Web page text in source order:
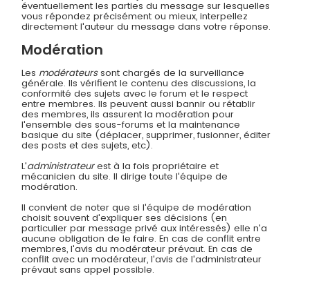
éventuellement les parties du message sur lesquelles
vous répondez précisément ou mieux, interpellez
directement l'auteur du message dans votre réponse.
Modération
Les modérateurssont chargés de la surveillance
générale. Ils vérifient le contenu des discussions, la
conformité des sujets avec le forum et le respect
entre membres. Ils peuvent aussi bannir ou rétablir
des membres, ils assurent la modération pour
l'ensemble des sous-forums et la maintenance
basique du site (déplacer, supprimer, fusionner, éditer
des posts et des sujets, etc).
L'administrateurest à la fois propriétaire et
mécanicien du site. Il dirige toute l'équipe de
modération.
Il convient de noter que si l'équipe de modération
choisit souvent d'expliquer ses décisions (en
particulier par message privé aux intéressés) elle n'a
aucune obligation de le faire. En cas de conflit entre
membres, l'avis du modérateur prévaut. En cas de
conflit avec un modérateur, l'avis de l'administrateur
prévaut sans appel possible.